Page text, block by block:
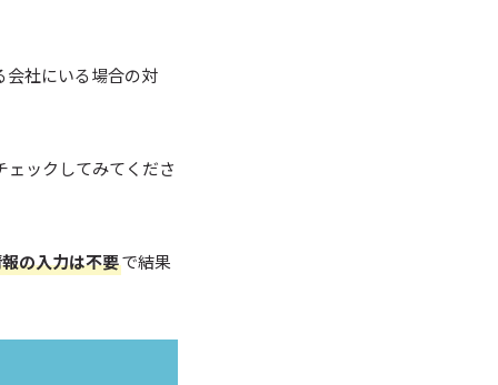
会社にいる場合の対
ックしてみてくださ
の入力は不要で結果